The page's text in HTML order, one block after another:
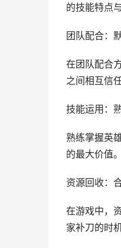
的技能特点
团队配合：
在团队配合
之间相互信
技能运用：
熟练掌握英
的最大价值
资源回收：
在游戏中，
家补刀的时